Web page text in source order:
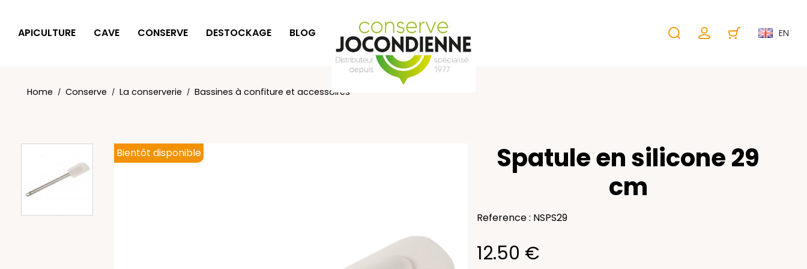
APICULTURE CAVE CONSERVE DESTOCKAGE BLOG IDÉES CADEAUX EN
Home Conserve La conserverie Bassines à confiture et accessoires
Bientôt disponible
Spatule en silicone 29
cm
Reference : NSPS29
12.50 €